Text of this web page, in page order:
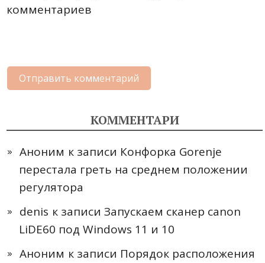
комментариев
КОММЕНТАРИ
Аноним к записи Конфорка Gorenje
перестала греть на среднем положении
регулятора
denis к записи Запускаем сканер canon
LiDE60 под Windows 11 и 10
Аноним к записи Порядок расположения